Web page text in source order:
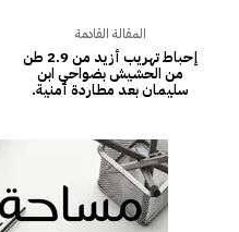
المقالة القادمة
إحباط تهريب أزيد من 2.9 طن
من الحشيش بضواحي ابن
سليمان بعد مطاردة أمنية.